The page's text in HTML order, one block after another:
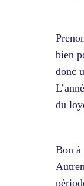
bien
donc
du
Bon à